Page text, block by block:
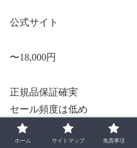
公式サイト
〜18,000円
正規品保証確実
セール頻度は低め
ホーム サイトマップ 免責事項